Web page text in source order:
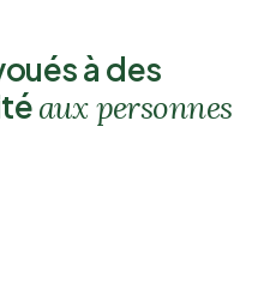
à des
aux personnes